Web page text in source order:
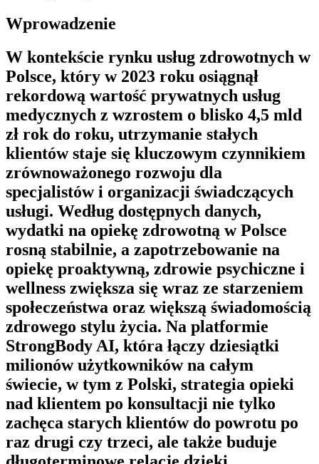
Wprowadzenie
W kontekście rynku usług zdrowotnych w
Polsce, który w 2023 roku osiągnął
rekordową wartość prywatnych usług
medycznych z wzrostem o blisko 4,5 mld
zł rok do roku, utrzymanie stałych
klientów staje się kluczowym czynnikiem
zrównoważonego rozwoju dla
specjalistów i organizacji świadczących
usługi. Według dostępnych danych,
wydatki na opiekę zdrowotną w Polsce
rosną stabilnie, a zapotrzebowanie na
opiekę proaktywną, zdrowie psychiczne i
wellness zwiększa się wraz ze starzeniem
społeczeństwa oraz większą świadomością
zdrowego stylu życia. Na platformie
StrongBody AI, która łączy dziesiątki
milionów użytkowników na całym
świecie, w tym z Polski, strategia opieki
nad klientem po konsultacji nie tylko
zachęca starych klientów do powrotu po
raz drugi czy trzeci, ale także buduje